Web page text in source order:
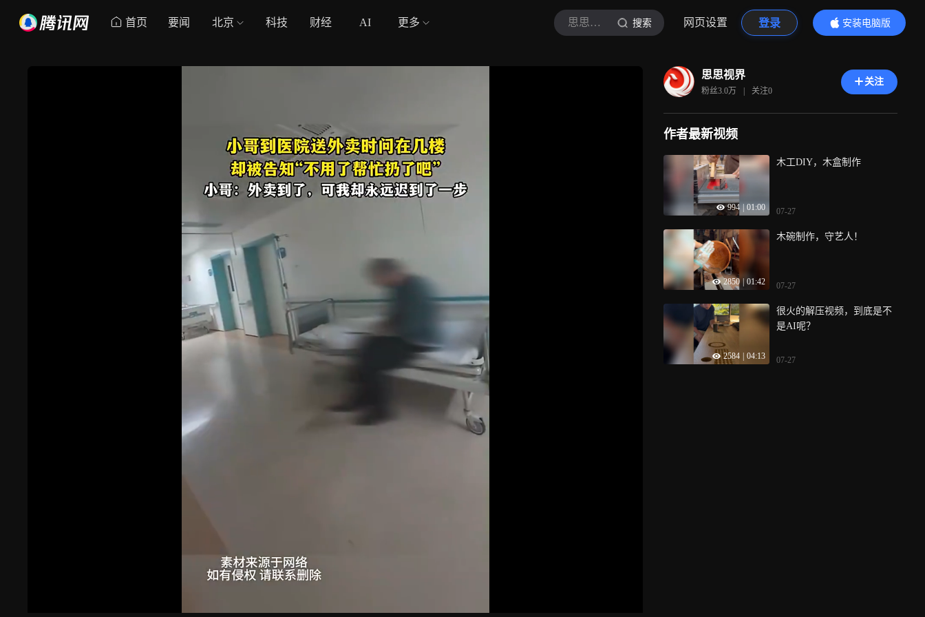
首页 要闻 北京 科技 财经 AI 更多 思思视界 搜索 网页设置 登录
安装电脑版
内容更精彩
思思视界
粉丝3.0万 | 关注0
关注
作者最新视频
994 01:00
木工DIY，木盒制作
07-27
2850 | 01:42
木碗制作，守艺人！
07-27
2584 04:13
很火的解压视频，到底是不
是AI呢？
07-27